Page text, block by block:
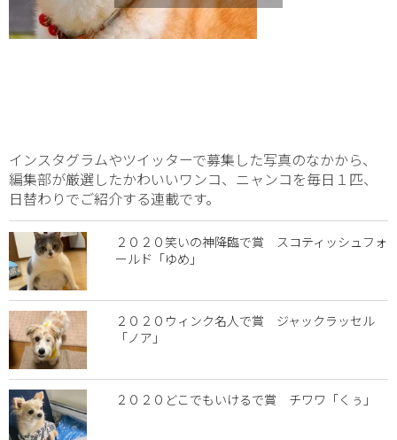
インスタグラムやツイッターで募集した写真のなかから、
編集部が厳選したかわいいワンコ、ニャンコを毎日１匹、
日替わりでご紹介する連載です。
２０２０笑いの神降臨で賞 スコティッシュフォ
ールド「ゆめ」
２０２０ウィンク名人で賞 ジャックラッセル
「ノア」
２０２０どこでもいけるで賞 チワワ「くぅ」